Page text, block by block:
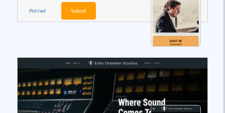
Pohled Vybrat